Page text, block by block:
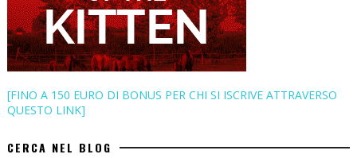
[FINO A 150 EURO DI BONUS PER CHI SI ISCRIVE ATTRAVERSO
QUESTO LINK]
CERCA NEL BLOG